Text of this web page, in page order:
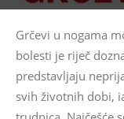
Grčevi u nogama
bolesti je riječ
predstavljaju
svih životnih dobi,